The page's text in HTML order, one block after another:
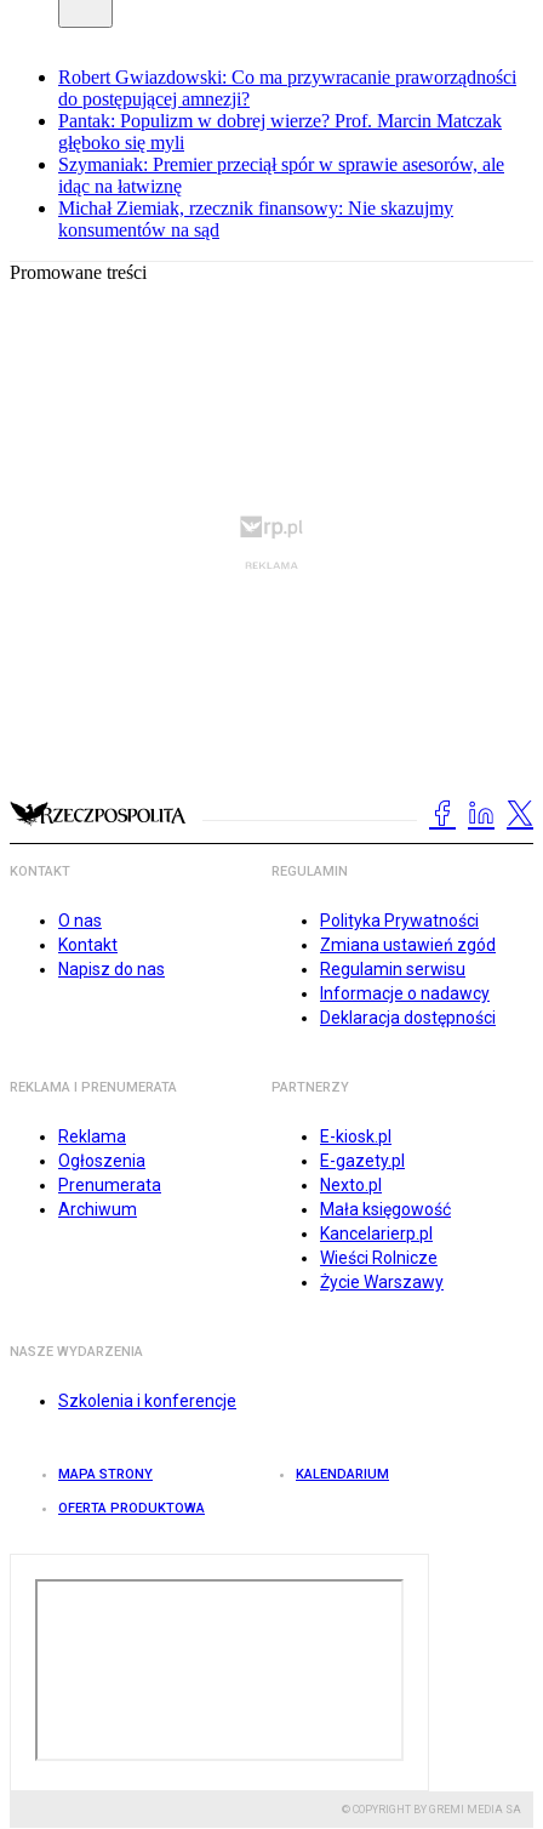
Robert Gwiazdowski: Co ma przywracanie praworządności
do postępującej amnezji?
Pantak: Populizm w dobrej wierze? Prof. Marcin Matczak
głęboko się myli
Szymaniak: Premier przeciął spór w sprawie asesorów, ale
idąc na łatwiznę
Michał Ziemiak, rzecznik finansowy: Nie skazujmy
konsumentów na sąd
Promowane treści
KONTAKT
O nas
Kontakt
Napisz do nas
REGULAMIN
Polityka Prywatności
Zmiana ustawień zgód
Regulamin serwisu
Informacje o nadawcy
Deklaracja dostępności
REKLAMA I PRENUMERATA
Reklama
Ogłoszenia
Prenumerata
Archiwum
PARTNERZY
E-kiosk.pl
E-gazety.pl
Nexto.pl
Mała księgowość
Kancelarierp.pl
Wieści Rolnicze
Życie Warszawy
NASZE WYDARZENIA
Szkolenia i konferencje
MAPA STRONY KALENDARIUM
OFERTA PRODUKTOWA
© COPYRIGHT BY GREMI MEDIA SA